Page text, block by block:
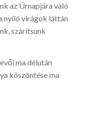
az Úrnapjára való
nyíló virágok láttán
szárítsunk
ma délután
köszöntése ma